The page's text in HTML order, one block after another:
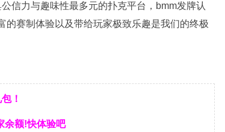
信力与趣味性最多元的扑克平台，bmm发牌认
赛制体验以及带给玩家极致乐趣是我们的终极
！
余额!快体验吧